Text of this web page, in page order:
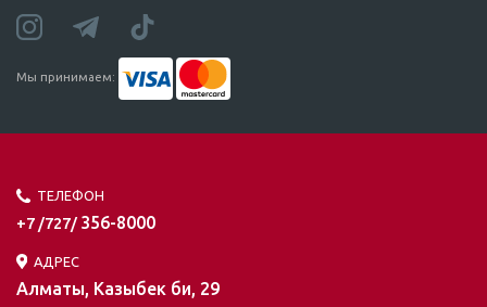
Мы принимаем:
ТЕЛЕФОН
+7 /727/ 356-8000
АДРЕС
Алматы, Казыбек би, 29